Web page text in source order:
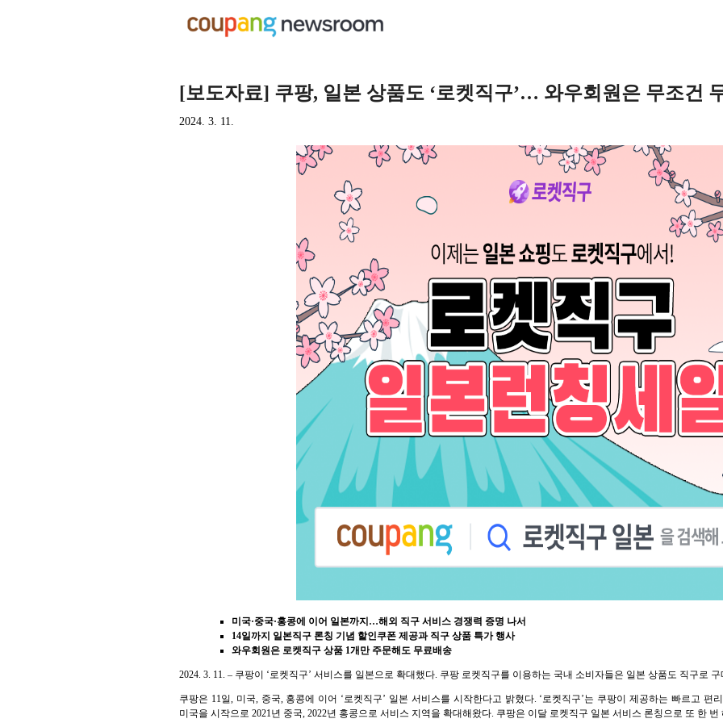
[보도자료] 쿠팡, 일본 상품도 ‘로켓직구’… 와우회원은 무조건
2024. 3. 11.
미국·중국·홍콩에 이어 일본까지…해외 직구 서비스 경쟁력 증명 나서
14일까지 일본직구 론칭 기념 할인쿠폰 제공과 직구 상품 특가 행사
와우회원은 로켓직구 상품 1개만 주문해도 무료배송
2024. 3. 11. – 쿠팡이 ‘로켓직구’ 서비스를 일본으로 확대했다. 쿠팡 로켓직구를 이용하는 국내 소비자들은 일본 상품도 직구로
쿠팡은 11일, 미국, 중국, 홍콩에 이어 ‘로켓직구’ 일본 서비스를 시작한다고 밝혔다. ‘로켓직구’는 쿠팡이 제공하는 빠르고 편
미국을 시작으로 2021년 중국, 2022년 홍콩으로 서비스 지역을 확대해왔다. 쿠팡은 이달 로켓직구 일본 서비스 론칭으로 또 한